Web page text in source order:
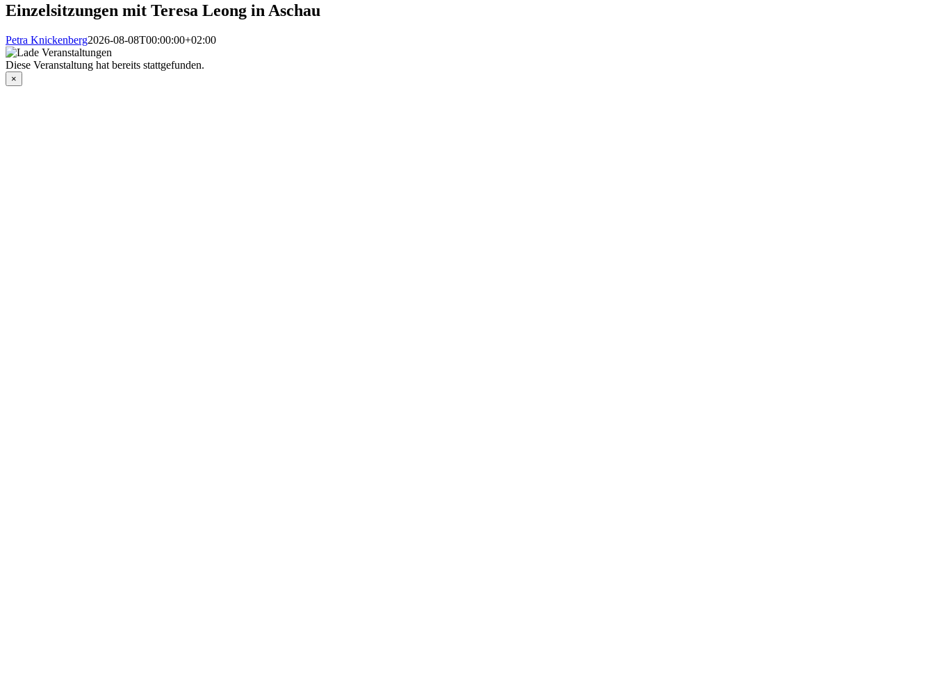
Einzelsitzungen mit Teresa Leong in Aschau
Petra Knickenberg2026-08-08T00:00:00+02:00
Diese Veranstaltung hat bereits stattgefunden.
×